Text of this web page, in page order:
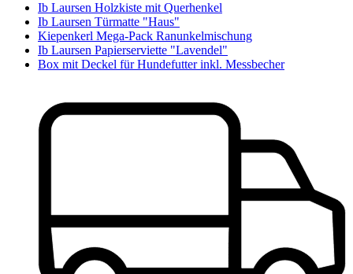
Ib Laursen Holzkiste mit Querhenkel
Ib Laursen Türmatte "Haus"
Kiepenkerl Mega-Pack Ranunkelmischung
Ib Laursen Papierserviette "Lavendel"
Box mit Deckel für Hundefutter inkl. Messbecher